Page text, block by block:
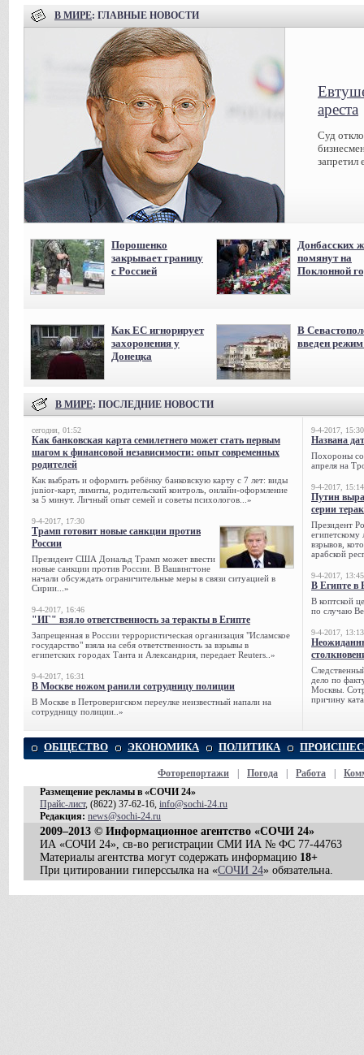
В МИРЕ: ГЛАВНЫЕ НОВОСТИ
ареста
Суд
запретил
Порошенко
закрывает границу
с Россией
Донбасских
помянут на
Поклонной
Как ЕС игнорирует
захоронения у
Донецка
В
введен
В МИРЕ: ПОСЛЕДНИЕ НОВОСТИ
сегодня, 01:52
Как банковская карта семилетнего может стать первым
шагом к финансовой независимости: опыт современных
родителей
Как выбрать и оформить ребёнку банковскую карту с 7 лет: виды
junior-карт, лимиты, родительский контроль, онлайн-оформление
за 5 минут. Личный опыт семей и советы психологов...»
9-4-2017, 17:30
Трамп готовит новые санкции против
России
Президент США Дональд Трамп может ввести
новые санкции против России. В Вашингтоне
начали обсуждать ограничительные меры в связи ситуацией в
Сирии...»
9-4-2017, 16:46
"ИГ" взяло ответственность за теракты в Египте
Запрещенная в России террористическая организация "Исламское
государство" взяла на себя ответственность за взрывы в
египетских городах Танта и Александрия, передает Reuters..»
9-4-2017, 16:31
В Москве ножом ранили сотрудницу полиции
В Москве в Петроверигском переулке неизвестный напали на
сотрудницу полиции..»
9-4-2017, 15:30
Названа
Похороны
апреля на
9-4-2017, 15:14
Путин
серии
Президент
египетскому
взрывов,
арабской
9-4-2017, 13:45
В Египте в
В коптской
по случаю
9-4-2017, 13:13
дело по
Москвы.
причину
ОБЩЕСТВО ЭКОНОМИКА ПОЛИТИКА
Фоторепортажи Погода Работа
Размещение рекламы в «СОЧИ 24»
Прайс-лист, (8622) 37-62-16, info@sochi-24.ru
Редакция: news@sochi-24.ru
2009–2013 © Информационное агентство «СОЧИ 24»
ИА «СОЧИ 24», св-во регистрации СМИ ИА № ФС 77-44763
Материалы агентства могут содержать информацию 18+
При цитировании гиперссылка на «СОЧИ 24» обязательна.